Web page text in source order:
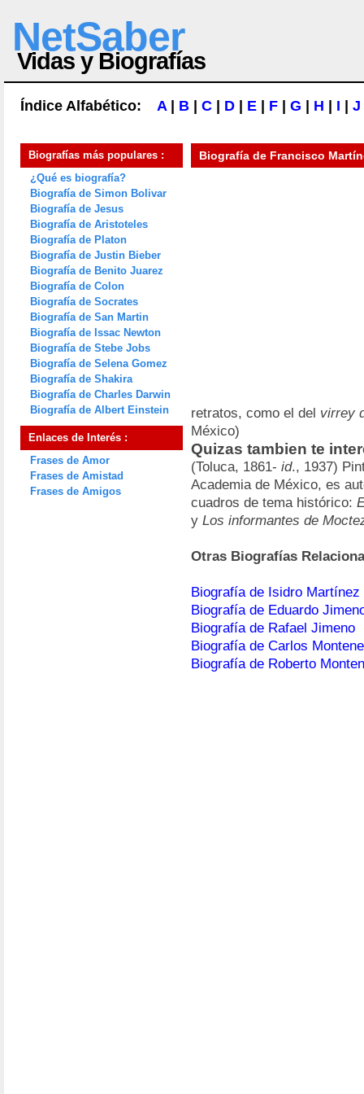
NetSaber
Vidas y Biografías
Índice Alfabético: A| B C D E F G H I J
Biografías más populares :
¿Qué es biografía?
Biografía de Simon Bolivar
Biografía de Jesus
Biografía de Aristoteles
Biografía de Platon
Biografía de Justin Bieber
Biografía de Benito Juarez
Biografía de Colon
Biografía de Socrates
Biografía de San Martin
Biografía de Issac Newton
Biografía de Stebe Jobs
Biografía de Selena Gomez
Biografía de Shakira
Biografía de Charles Darwin
Biografía de Albert Einstein
Enlaces de Interés :
Frases de Amor
Frases de Amistad
Frases de Amigos
Biografía de Francisco
retratos, como el del virrey
México)
Quizas tambien te
(Toluca, 1861- id., 1937)
Academia de México, es
cuadros de tema histórico:
y Los informantes de
Otras Biografías
Biografía de Isidro Martínez
Biografía de Eduardo
Biografía de Rafael Jimeno
Biografía de Carlos
Biografía de Roberto